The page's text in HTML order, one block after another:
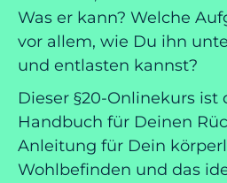
Was er kann? Welche
vor allem, wie Du ihn
und entlasten kannst?
Dieser §20-Onlinekurs ist
Handbuch für Deinen
Anleitung für Dein
Wohlbefinden und das